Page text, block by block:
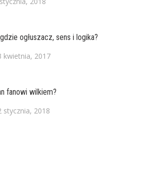
ogłuszacz, sens i logika?
kwietnia, 2017
fanowi wilkiem?
stycznia, 2018